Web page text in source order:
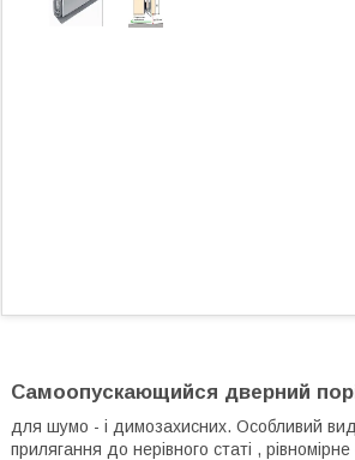
Самоопускающийся дверний
для шумо - і димозахисних. Особливий
прилягання до нерівного статі ,